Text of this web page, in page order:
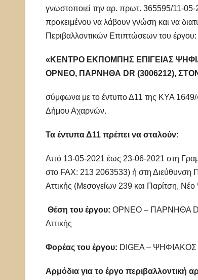
γνωστοποιεί την αρ. πρωτ. 365595/11-05-
προκειμένου να λάβουν γνώση και να
Περιβαλλοντικών Επιπτώσεων του έργου:
«ΚΕΝΤΡΟ ΕΚΠΟΜΠΗΣ ΕΠΙΓΕΙΑΣ
ΟΡΝΕΟ, ΠΑΡΝΗΘΑ DR (3006212),
σύμφωνα με το έντυπο Δ11 της ΚΥΑ 1649/
Δήμου Αχαρνών.
Τα έντυπα Δ11 πρέπει να σταλούν:
Aπό 13-05-2021 έως 23-06-2021 στη
στο FAX: 213 2063533) ή στη Διεύθυνση
Αττικής (Μεσογείων 239 και Παρίτση, Νέο
Θέση του έργου: ΟΡΝΕΟ – ΠΑΡΝΗΘΑ DR
Αττικής
Φορέας του έργου: DIGEA –
Αρμόδια για το έργο περιβαλλοντική